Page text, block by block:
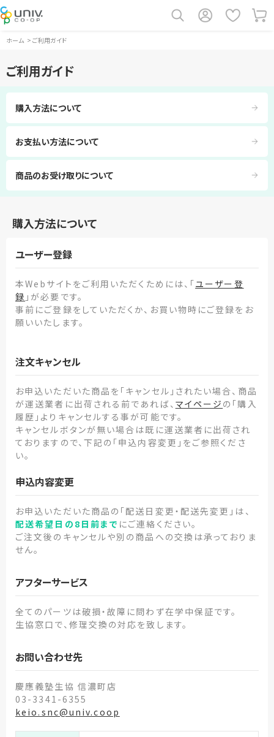
ホーム > ご利用ガイド
ご利用ガイド
購入方法について
お支払い方法について
商品のお受け取りについて
購入方法について
ユーザー登録
本Webサイトをご利用いただくためには、「ユーザー登
録 」が必要です。
事前にご登録をしていただくか、お買い物時にご登録をお
願いいたします。
注文キャンセル
お申込いただいた商品を「キャンセル」されたい場合、商品
が運送業者に出荷される前であれば、 マイページ の「購入
履歴」よりキャンセルする事が可能です。
キャンセルボタンが無い場合は既に運送業者に出荷され
ておりますので、下記の「申込内容変更」をご参照くださ
い。
申込内容変更
お申込いただいた商品の「配送日変更・配送先変更」は、
配送希望日の8日前まで にご連絡ください。
ご注文後のキャンセルや別の商品への交換は承っておりま
せん。
アフターサービス
全てのパーツは破損・故障に問わず在学中保証です。
生協窓口で、修理交換の対応を致します。
お問い合わせ先
慶應義塾生協 信濃町店
03-3341-6355
keio.snc@univ.coop